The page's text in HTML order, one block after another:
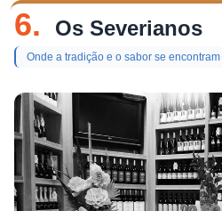
6. Os Severianos
Onde a tradição e o sabor se encontram